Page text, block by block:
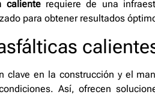
calienterequiere de una
para obtener resultados
clave en la construcción y el
Así, ofrecen